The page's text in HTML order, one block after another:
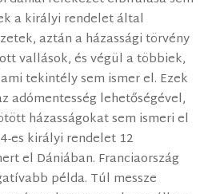
a királyi rendelet által
aztán a házassági törvény
vallások, és végül a többiek,
tekintély sem ismer el. Ezek
adómentesség lehetőségével,
házasságokat sem ismeri el
es királyi rendelet 12
el Dániában. Franciaország
példa. Túl messze